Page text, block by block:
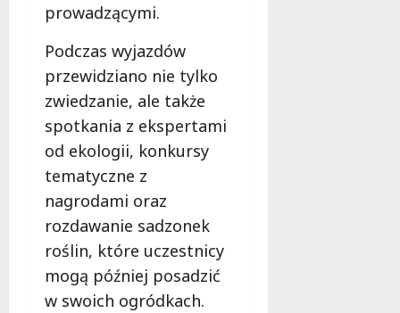
prowadzącymi.
Podczas wyjazdów
przewidziano nie tylko
zwiedzanie, ale także
spotkania z ekspertami
od ekologii, konkursy
tematyczne z
nagrodami oraz
rozdawanie sadzonek
roślin, które uczestnicy
mogą później posadzić
w swoich ogródkach.